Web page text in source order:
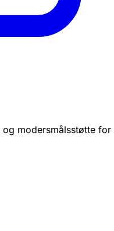
modersmålsstøtte for